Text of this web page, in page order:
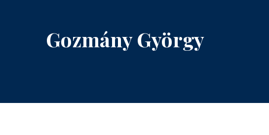
Gozmány György